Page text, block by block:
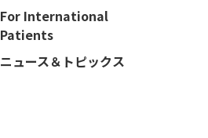
For International
Patients
ニュース＆トピックス